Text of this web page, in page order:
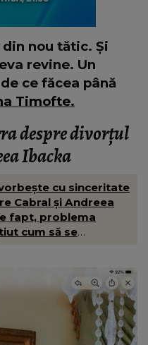
nou tătic. Şi
revine. Un
ce făcea până
Timofte.
despre divorțul
Ibacka
cu sinceritate
Cabral și Andreea
fapt, problema
cum să se